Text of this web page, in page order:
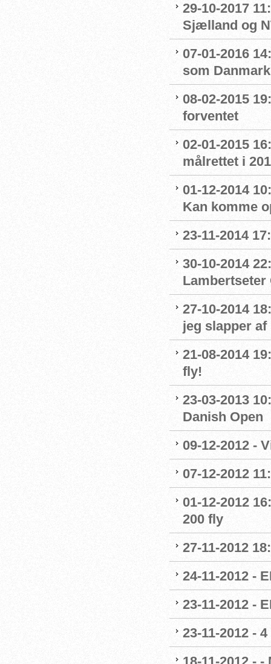
29-10-2017
Sjælland og
07-01-2016
som
08-02-2015
forventet
02-01-2015
målrettet i
01-12-2014
Kan komme
23-11-2014
30-10-2014
Lambertseter
27-10-2014
jeg slapper af
21-08-2014
fly!
23-03-2013
Danish Open
09-12-2012 -
07-12-2012
01-12-2012
200 fly
27-11-2012
24-11-2012 -
23-11-2012 -
23-11-2012 -